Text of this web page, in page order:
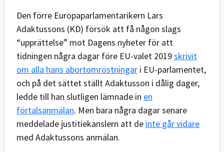
Den förre Europaparlamentarikern Lars
Adaktussons (KD) försök att få någon slags
“upprättelse” mot Dagens nyheter för att
tidningen några dagar före EU-valet 2019skrivit
om alla hans abortomröstningar i EU-parlamentet,
och på det sättet ställt Adaktusson i dålig dager,
ledde till han slutligen lämnade in en
förtalsanmälan. Men bara några dagar senare
meddelade justitiekanslern att de inte går vidare
med Adaktussons anmälan.